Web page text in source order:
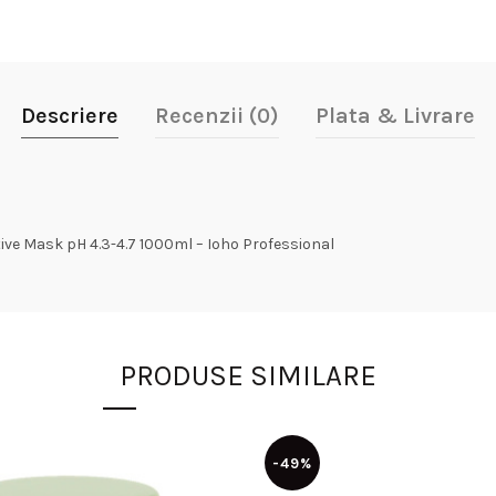
Descriere Recenzii (0) Plata & Livrare
Mask pH 4.3-4.7 1000ml – Ioho Professional
PRODUSE SIMILARE
-49%